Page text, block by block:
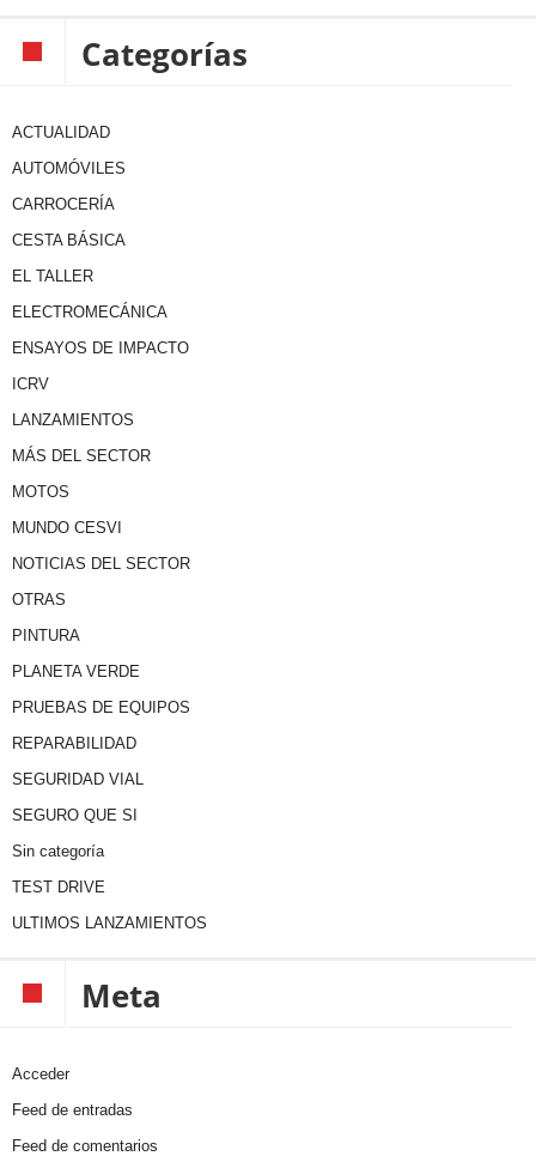
Categorías
ACTUALIDAD
AUTOMÓVILES
CARROCERÍA
CESTA BÁSICA
EL TALLER
ELECTROMECÁNICA
ENSAYOS DE IMPACTO
ICRV
LANZAMIENTOS
MÁS DEL SECTOR
MOTOS
MUNDO CESVI
NOTICIAS DEL SECTOR
OTRAS
PINTURA
PLANETA VERDE
PRUEBAS DE EQUIPOS
REPARABILIDAD
SEGURIDAD VIAL
SEGURO QUE SI
Sin categoría
TEST DRIVE
ULTIMOS LANZAMIENTOS
Meta
Acceder
Feed de entradas
Feed de comentarios